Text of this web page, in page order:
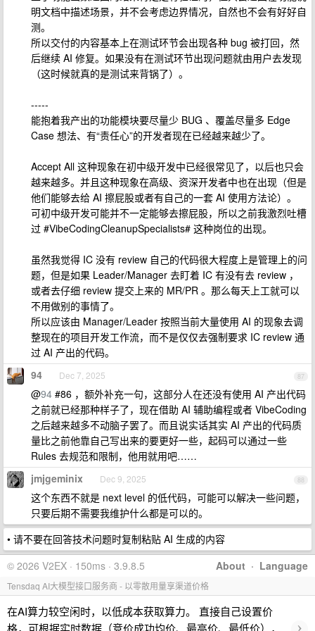
明文档中描述场景，并不会考虑边界情况，自然也不会有好好自
测。
所以交付的内容基本上在测试环节会出现各种 bug 被打回，然
后继续 AI 修复。如果没有在测试环节出现问题就由用户去发现
（这时候就真的是测试来背锅了）。
-----
能抱着我产出的功能模块要尽量少 BUG 、覆盖尽量多 Edge
Case 想法、有“责任心”的开发者现在已经越来越少了。
Accept All 这种现象在初中级开发中已经很常见了，以后也只会
越来越多。并且这种现象在高级、资深开发者中也在出现（但是
他们能够去给 AI 擦屁股或者有自己的一套 AI 使用方法论）。
可初中级开发可能并不一定能够去擦屁股，所以之前我激烈吐槽
过 #VibeCodingCleanupSpecialists# 这种岗位的出现。
虽然我觉得 IC 没有 review 自己的代码很大程度上是管理上的问
题，但是如果 Leader/Manager 去盯着 IC 有没有去 review ，
或者去仔细 review 提交上来的 MR/PR 。那么每天上工就可以
不用做别的事情了。
所以应该由 Manager/Leader 按照当前大量使用 AI 的现象去调
整现在的项目开发工作流，而不是仅仅去强制要求 IC review 通
过 AI 产出的代码。
87
94 Dec 7, 2025
@94 #86 ，额外补充一句，这部分人在还没有使用 AI 产出代码
之前就已经那种样子了，现在借助 AI 辅助编程或者 VibeCoding
之后越来越多不动脑子罢了。而且说实话其实 AI 产出的代码质
量比之前他靠自己写出来的要更好一些，起码可以通过一些
Rules 去规范和限制，他用就用吧……
88
jmjgeminix Dec 9, 2025
这个东西不就是 next level 的低代码，可能可以解决一些问题，
只要后期不需要我维护什么都是可以的。
• 请不要在回答技术问题时复制粘贴 AI 生成的内容
About · Language
© 2026 V2EX · 150ms · 3.9.8.5
Tensdaq AI大模型接口服务商 - 以零散用量享渠道价格
在AI算力较空闲时，以低成本获取算力。 直接自己设置价
›